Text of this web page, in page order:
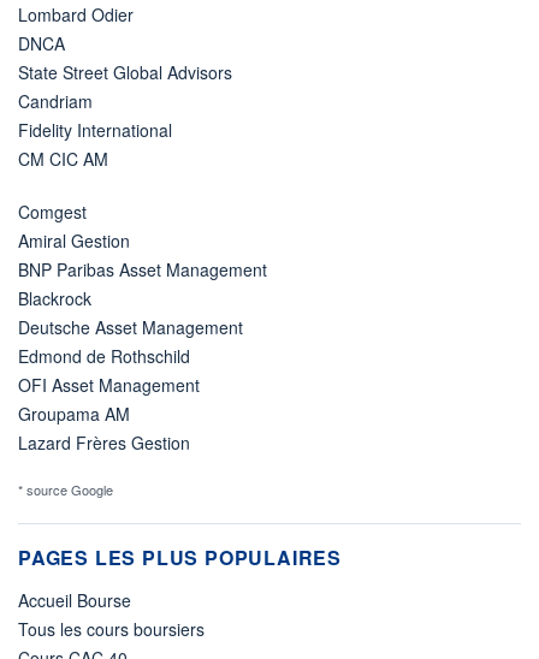
Lombard Odier
DNCA
State Street Global Advisors
Candriam
Fidelity International
CM CIC AM
Comgest
Amiral Gestion
BNP Paribas Asset Management
Blackrock
Deutsche Asset Management
Edmond de Rothschild
OFI Asset Management
Groupama AM
Lazard Frères Gestion
* source Google
PAGES LES PLUS POPULAIRES
Accueil Bourse
Tous les cours boursiers